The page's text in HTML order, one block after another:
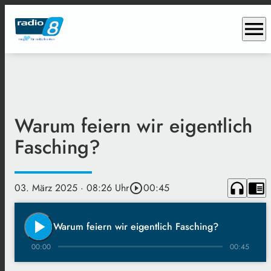
menu
Warum feiern wir eigentlich
Fasching?
03. März 2025 · 08:26 Uhrplay_circle_outline00:45 headphones chrome_reader_mode
play_arrow Warum feiern wir eigentlich Fasching?
00:00 00:45